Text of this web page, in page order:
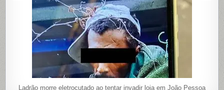
Ladrão morre eletrocutado ao tentar invadir loja em João Pessoa